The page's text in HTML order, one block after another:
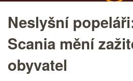
Neslyšní
Scania mění
obyvatel